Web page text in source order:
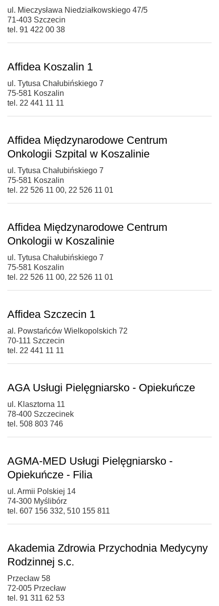
ul. Mieczysława Niedziałkowskiego 47/5
71-403 Szczecin
tel. 91 422 00 38
Affidea Koszalin 1
ul. Tytusa Chałubińskiego 7
75-581 Koszalin
tel. 22 441 11 11
Affidea Międzynarodowe Centrum
Onkologii Szpital w Koszalinie
ul. Tytusa Chałubińskiego 7
75-581 Koszalin
tel. 22 526 11 00, 22 526 11 01
Affidea Międzynarodowe Centrum
Onkologii w Koszalinie
ul. Tytusa Chałubińskiego 7
75-581 Koszalin
tel. 22 526 11 00, 22 526 11 01
Affidea Szczecin 1
al. Powstańców Wielkopolskich 72
70-111 Szczecin
tel. 22 441 11 11
AGA Usługi Pielęgniarsko - Opiekuńcze
ul. Klasztorna 11
78-400 Szczecinek
tel. 508 803 746
AGMA-MED Usługi Pielęgniarsko -
Opiekuńcze - Filia
ul. Armii Polskiej 14
74-300 Myślibórz
tel. 607 156 332, 510 155 811
Akademia Zdrowia Przychodnia Medycyny
Rodzinnej s.c.
Przecław 58
72-005 Przecław
tel. 91 311 62 53